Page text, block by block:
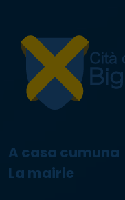
A casa cumuna
La mairie